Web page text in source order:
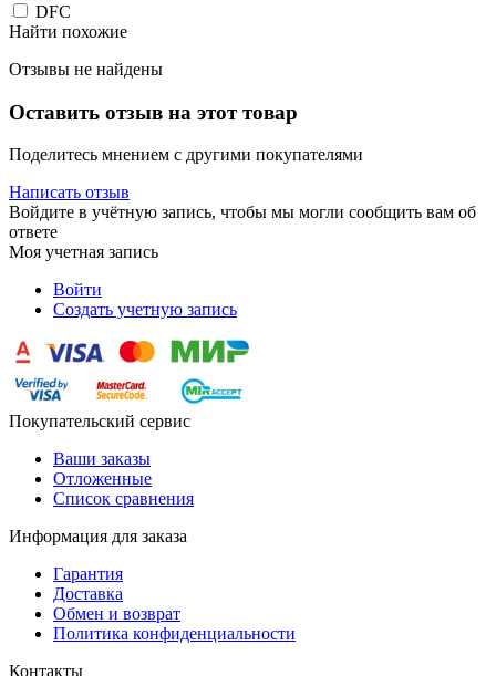
DFC
Найти похожие
Отзывы не найдены
Оставить отзыв на этот товар
Поделитесь мнением с другими покупателями
Написать отзыв
Войдите в учётную запись, чтобы мы могли сообщить вам об
ответе
Моя учетная запись
Войти
Создать учетную запись
Покупательский сервис
Ваши заказы
Отложенные
Список сравнения
Информация для заказа
Гарантия
Доставка
Обмен и возврат
Политика конфиденциальности
Контакты